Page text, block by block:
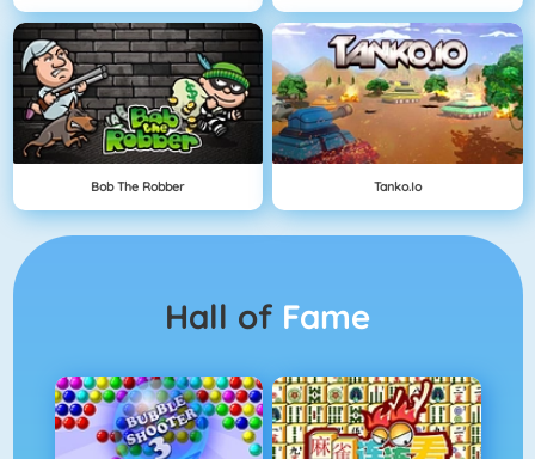
Bob The Robber Tanko.io
Hall of Fame